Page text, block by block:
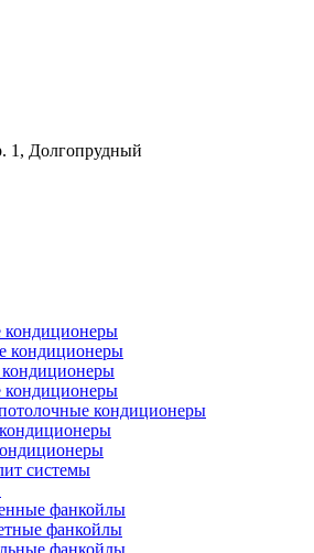
1, Долгопрудный
кондиционеры
кондиционеры
кондиционеры
кондиционеры
системы
фанкойлы
фанкойлы
фанкойлы